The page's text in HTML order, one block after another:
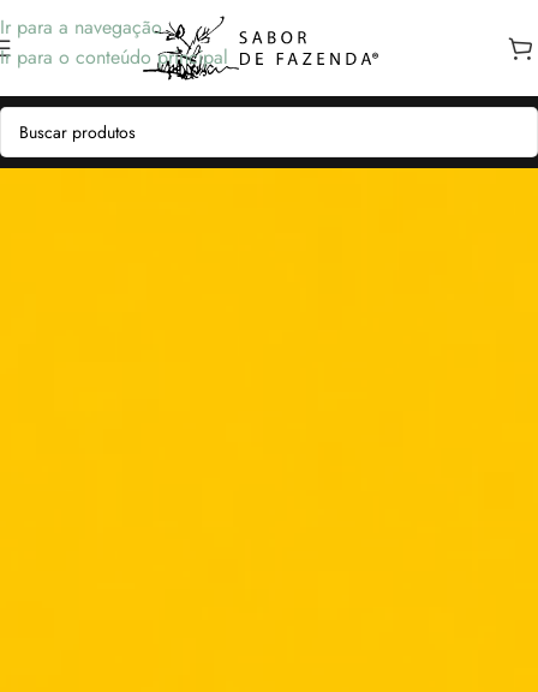
Ir para a navegação
Ir para o conteúdo principal